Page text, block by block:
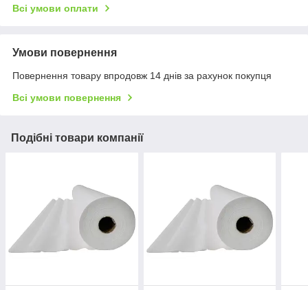
Всі умови оплати
Умови повернення
Повернення товару впродовж 14 днів за рахунок покупця
Всі умови повернення
Подібні товари компанії